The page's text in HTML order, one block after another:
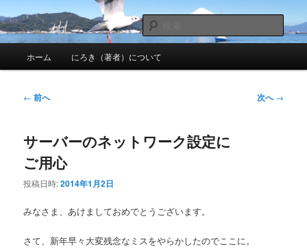
イ
ン
にろきのメモ帳
nhirokinet's notes
索
ホーム にろき（著者）について
投
ビ
ゲ
ー
シ
ン
← 前へ 次へ→
サーバーのネットワーク設定に
ご用心
投稿日時:2014年1月2日
みなさま、あけましておめでとうございます。
さて、新年早々大変残念なミスをやらかしたのでここに。